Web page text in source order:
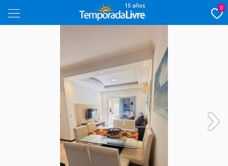
15 años 0